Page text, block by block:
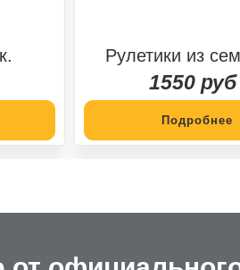
Рулетики из
1550 руб
Подробнее